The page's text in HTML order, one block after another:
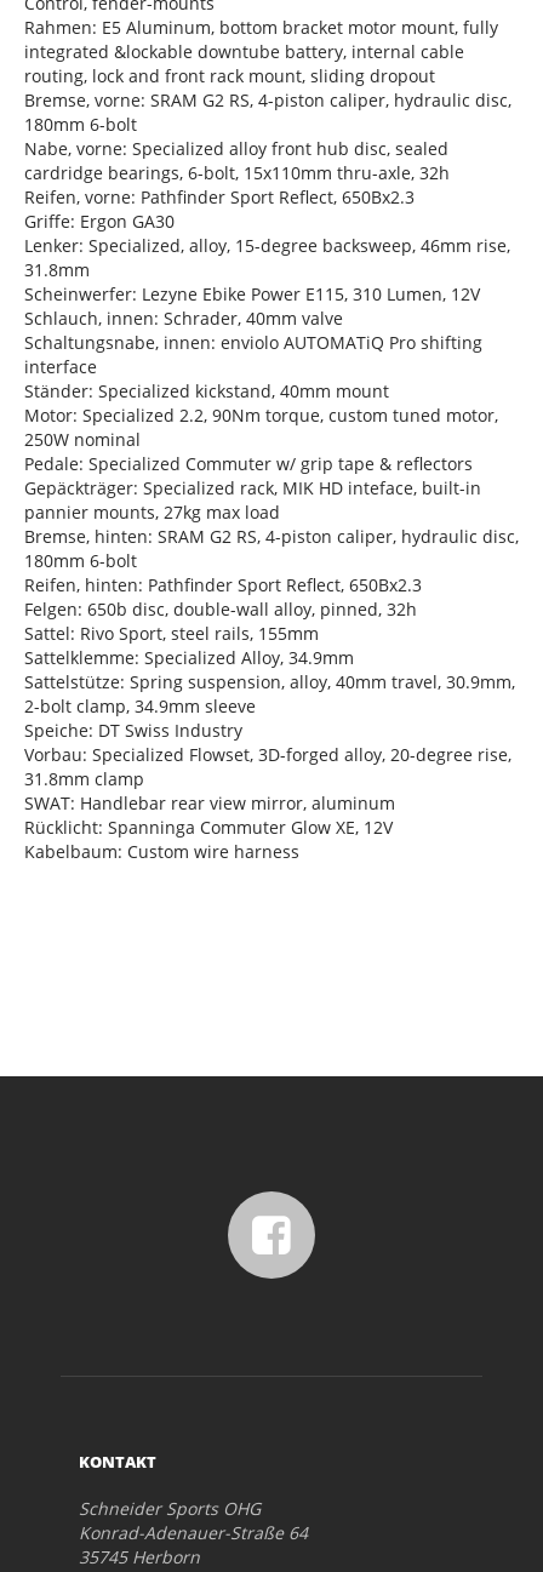
Rahmen: E5 Aluminum, bottom bracket motor mount, fully
integrated &lockable downtube battery, internal cable
routing, lock and front rack mount, sliding dropout
Bremse, vorne: SRAM G2 RS, 4-piston caliper, hydraulic disc,
180mm 6-bolt
Nabe, vorne: Specialized alloy front hub disc, sealed
cardridge bearings, 6-bolt, 15x110mm thru-axle, 32h
Reifen, vorne: Pathfinder Sport Reflect, 650Bx2.3
Griffe: Ergon GA30
Lenker: Specialized, alloy, 15-degree backsweep, 46mm rise,
31.8mm
Scheinwerfer: Lezyne Ebike Power E115, 310 Lumen, 12V
Schlauch, innen: Schrader, 40mm valve
Schaltungsnabe, innen: enviolo AUTOMATiQ Pro shifting
interface
Ständer: Specialized kickstand, 40mm mount
Motor: Specialized 2.2, 90Nm torque, custom tuned motor,
250W nominal
Pedale: Specialized Commuter w/ grip tape & reflectors
Gepäckträger: Specialized rack, MIK HD inteface, built-in
pannier mounts, 27kg max load
Bremse, hinten: SRAM G2 RS, 4-piston caliper, hydraulic disc,
180mm 6-bolt
Reifen, hinten: Pathfinder Sport Reflect, 650Bx2.3
Felgen: 650b disc, double-wall alloy, pinned, 32h
Sattel: Rivo Sport, steel rails, 155mm
Sattelklemme: Specialized Alloy, 34.9mm
Sattelstütze: Spring suspension, alloy, 40mm travel, 30.9mm,
2-bolt clamp, 34.9mm sleeve
Speiche: DT Swiss Industry
Vorbau: Specialized Flowset, 3D-forged alloy, 20-degree rise,
31.8mm clamp
SWAT: Handlebar rear view mirror, aluminum
Rücklicht: Spanninga Commuter Glow XE, 12V
Kabelbaum: Custom wire harness
KONTAKT
Schneider Sports OHG
Konrad-Adenauer-Straße 64
35745 Herborn